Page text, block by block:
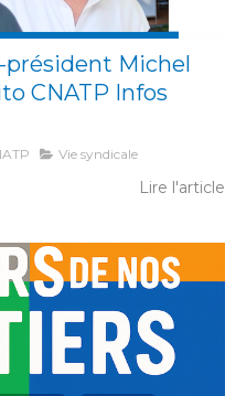
président Michel
CNATP Infos
Vie syndicale
Lire l'article